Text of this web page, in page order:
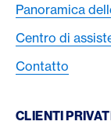
Panoramica
Centro di
Contatto
CLIENTI